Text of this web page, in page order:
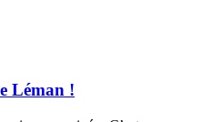
Léman !